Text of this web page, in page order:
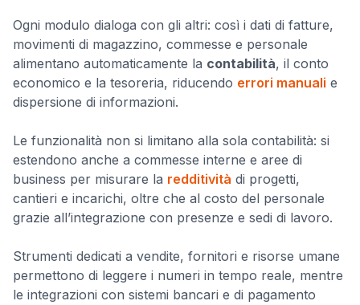
Ogni modulo dialoga con gli altri: così i dati di fatture,
movimenti di magazzino, commesse e personale
alimentano automaticamente la contabilità, il conto
economico e la tesoreria, riducendo errori manuali e
dispersione di informazioni.
Le funzionalità non si limitano alla sola contabilità: si
estendono anche a commesse interne e aree di
business per misurare la redditività di progetti,
cantieri e incarichi, oltre che al costo del personale
grazie all’integrazione con presenze e sedi di lavoro.
Strumenti dedicati a vendite, fornitori e risorse umane
permettono di leggere i numeri in tempo reale, mentre
le integrazioni con sistemi bancari e di pagamento